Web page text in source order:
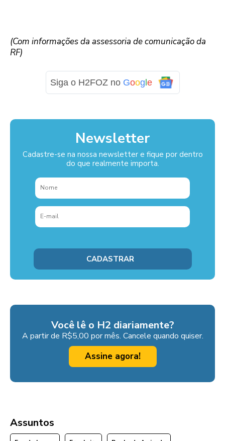
(Com informações da assessoria de comunicação da
RF)
Siga o H2FOZ no Goog e
Newsletter
Cadastre-se na nossa newsletter e fique por dentro
do que realmente importa.
Você lê o H2 diariamente?
A partir de R$5,00 por mês. Cancele quando quiser.
Assine agora!
Assuntos